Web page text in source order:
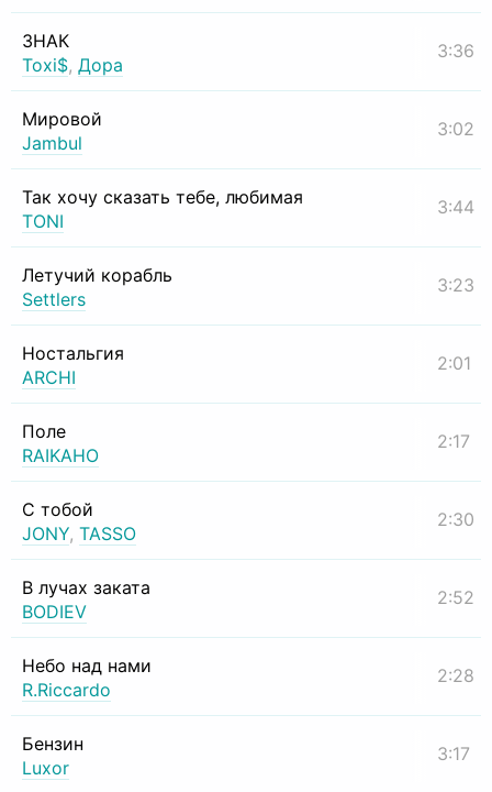
ЗНАК
Toxi$, Дора
3:36
Мировой
Jambul
3:02
Так хочу сказать тебе, любимая
TONI
3:44
Летучий корабль
Settlers
3:23
Ностальгия
ARCHI
2:01
Поле
RAIKAHO
2:17
С тобой
JONY, TASSO
2:30
В лучах заката
BODIEV
2:52
Небо над нами
R.Riccardo
2:28
Бензин
Luxor
3:17